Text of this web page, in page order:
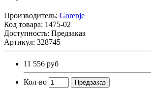
Производитель: Gorenje
Код товара: 1475-02
Доступность: Предзаказ
Артикул: 328745
11 556 руб
Кол-во Предзаказ